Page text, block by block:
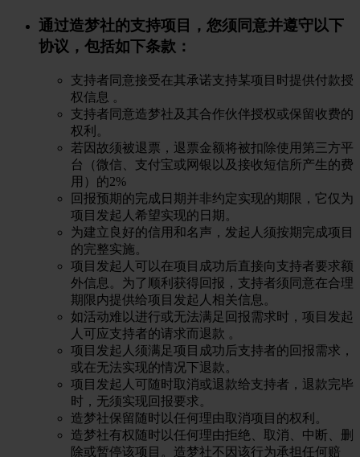
通过造梦社的支持项目，您须同意并遵守以下
协议，包括如下条款：
支持者同意接受在其承诺支持某项目时提供付款授
权信息 。
支持者同意造梦社及其合作伙伴授权或保留收费的
权利。
若因故须被退票，退票金额将被扣除使用第三方平
台（微信、支付宝或网银以及接收短信所产生的费
用）的2%
回报预期的完成日期并非约定实现的期限，它仅为
项目发起人希望实现的日期。
为建立良好的信用和名声，发起人须按期完成项目
的完整实施。
项目发起人可以在项目成功后直接向支持者要求额
外信息。为了顺利获得回报，支持者须同意在合理
期限内提供给项目发起人相关信息。
如活动难以进行或无法满足回报需求时，项目发起
人可应支持者的请求而退款 。
项目发起人须满足项目成功后支持者的回报需求，
或在无法实现的情况下退款。
项目发起人可随时取消或退款给支持者，退款完毕
时，无须实现回报要求。
造梦社保留随时以任何理由取消项目的权利。
造梦社有权随时以任何理由拒绝、取消、中断、删
除或暂停该项目。造梦社不因该行为承担任何赔